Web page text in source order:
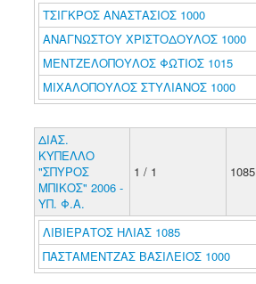
ΤΣΙΓΚΡΟΣ ΑΝΑΣΤΑΣΙΟΣ 1000
ΑΝΑΓΝΩΣΤΟΥ ΧΡΙΣΤΟΔΟΥΛΟΣ 1000
ΜΕΝΤΖΕΛΟΠΟΥΛΟΣ ΦΩΤΙΟΣ 1015
ΜΙΧΑΛΟΠΟΥΛΟΣ ΣΤΥΛΙΑΝΟΣ 1000
ΔΙΑΣ.
ΚΥΠΕΛΛΟ
"ΣΠΥΡΟΣ
ΜΠΙΚΟΣ" 2006 -
ΥΠ. Φ.Α.
1 / 1 1085
ΛΙΒΙΕΡΑΤΟΣ ΗΛΙΑΣ 1085
ΠΑΣΤΑΜΕΝΤΖΑΣ ΒΑΣΙΛΕΙΟΣ 1000